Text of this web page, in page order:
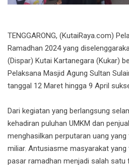
TENGGARONG, (KutaiRaya.com)
Ramadhan 2024 yang
(Dispar) Kutai Kartanegara (Kukar)
Pelaksana Masjid Agung Sultan
tanggal 12 Maret hingga 9 April
Dari kegiatan yang berlangsung
kehadiran puluhan UMKM dan
menghasilkan perputaran uang
miliar. Antusiasme masyarakat yang
pasar ramadhan menjadi salah